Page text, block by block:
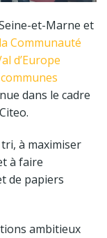
et-Marne et
la Communauté
d’Europe
dans le cadre
à maximiser
à faire
de papiers
ambitieux